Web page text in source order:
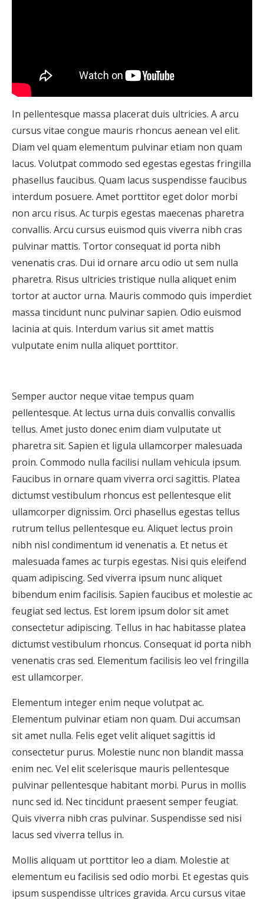
In pellentesque massa placerat duis ultricies. A arcu
cursus vitae congue mauris rhoncus aenean vel elit.
Diam vel quam elementum pulvinar etiam non quam
lacus. Volutpat commodo sed egestas egestas fringilla
phasellus faucibus. Quam lacus suspendisse faucibus
interdum posuere. Amet porttitor eget dolor morbi
non arcu risus. Ac turpis egestas maecenas pharetra
convallis. Arcu cursus euismod quis viverra nibh cras
pulvinar mattis. Tortor consequat id porta nibh
venenatis cras. Dui id ornare arcu odio ut sem nulla
pharetra. Risus ultricies tristique nulla aliquet enim
tortor at auctor urna. Mauris commodo quis imperdiet
massa tincidunt nunc pulvinar sapien. Odio euismod
lacinia at quis. Interdum varius sit amet mattis
vulputate enim nulla aliquet porttitor.
Semper auctor neque vitae tempus quam
pellentesque. At lectus urna duis convallis convallis
tellus. Amet justo donec enim diam vulputate ut
pharetra sit. Sapien et ligula ullamcorper malesuada
proin. Commodo nulla facilisi nullam vehicula ipsum.
Faucibus in ornare quam viverra orci sagittis. Platea
dictumst vestibulum rhoncus est pellentesque elit
ullamcorper dignissim. Orci phasellus egestas tellus
rutrum tellus pellentesque eu. Aliquet lectus proin
nibh nisl condimentum id venenatis a. Et netus et
malesuada fames ac turpis egestas. Nisi quis eleifend
quam adipiscing. Sed viverra ipsum nunc aliquet
bibendum enim facilisis. Sapien faucibus et molestie ac
feugiat sed lectus. Est lorem ipsum dolor sit amet
consectetur adipiscing. Tellus in hac habitasse platea
dictumst vestibulum rhoncus. Consequat id porta nibh
venenatis cras sed. Elementum facilisis leo vel fringilla
est ullamcorper.
Elementum integer enim neque volutpat ac.
Elementum pulvinar etiam non quam. Dui accumsan
sit amet nulla. Felis eget velit aliquet sagittis id
consectetur purus. Molestie nunc non blandit massa
enim nec. Vel elit scelerisque mauris pellentesque
pulvinar pellentesque habitant morbi. Purus in mollis
nunc sed id. Nec tincidunt praesent semper feugiat.
Quis viverra nibh cras pulvinar. Suspendisse sed nisi
lacus sed viverra tellus in.
Mollis aliquam ut porttitor leo a diam. Molestie at
elementum eu facilisis sed odio morbi. Et egestas quis
ipsum suspendisse ultrices gravida. Arcu cursus vitae